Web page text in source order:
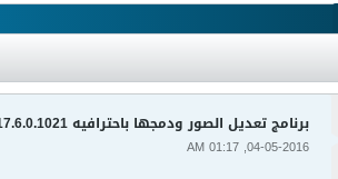
برنامج تعديل الصور ودمجها باحترافيه CorelDRAW Graphics Suite X7 17.6.0.1021
04-05-2016, 01:17 AM